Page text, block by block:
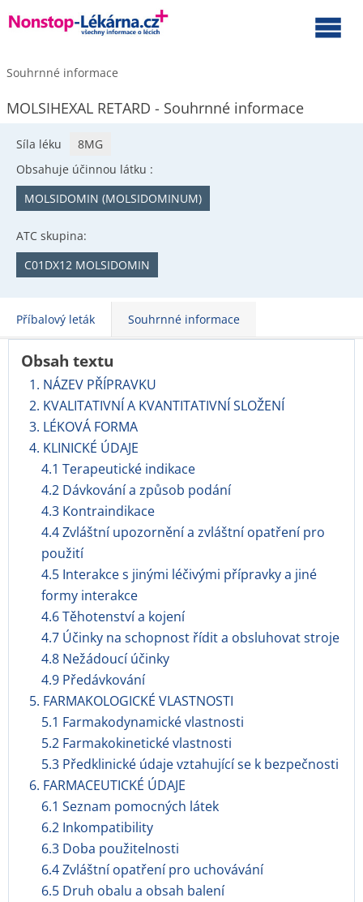
Souhrnné informace
MOLSIHEXAL RETARD - Souhrnné informace
Síla léku
8MG
Obsahuje účinnou látku :
MOLSIDOMIN (MOLSIDOMINUM)
ATC skupina:
C01DX12 MOLSIDOMIN
Příbalový leták Souhrnné informace
Obsah textu
1. NÁZEV PŘÍPRAVKU
2. KVALITATIVNÍ A KVANTITATIVNÍ SLOŽENÍ
3. LÉKOVÁ FORMA
4. KLINICKÉ ÚDAJE
4.1 Terapeutické indikace
4.2 Dávkování a způsob podání
4.3 Kontraindikace
4.4 Zvláštní upozornění a zvláštní opatření pro
použití
4.5 Interakce s jinými léčivými přípravky a jiné
formy interakce
4.6 Těhotenství a kojení
4.7 Účinky na schopnost řídit a obsluhovat stroje
4.8 Nežádoucí účinky
4.9 Předávkování
5. FARMAKOLOGICKÉ VLASTNOSTI
5.1 Farmakodynamické vlastnosti
5.2 Farmakokinetické vlastnosti
5.3 Předklinické údaje vztahující se k bezpečnosti
6. FARMACEUTICKÉ ÚDAJE
6.1 Seznam pomocných látek
6.2 Inkompatibility
6.3 Doba použitelnosti
6.4 Zvláštní opatření pro uchovávání
6.5 Druh obalu a obsah balení